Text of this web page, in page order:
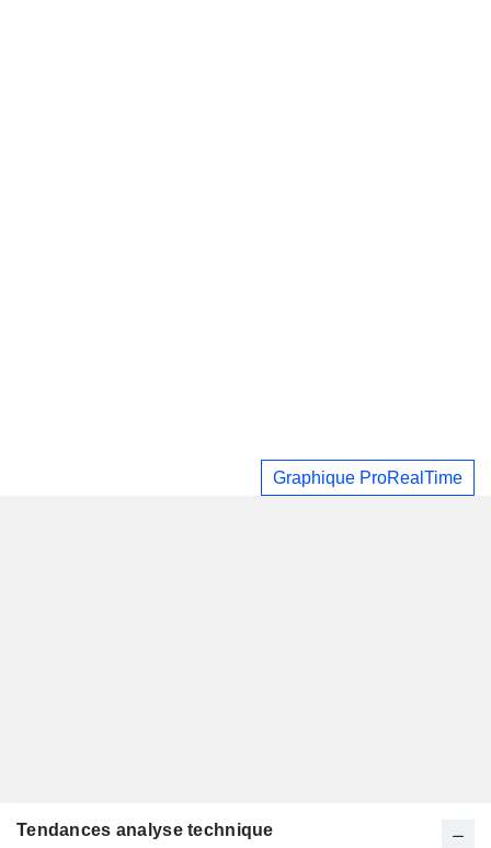
Graphique ProRealTime
Tendances analyse technique